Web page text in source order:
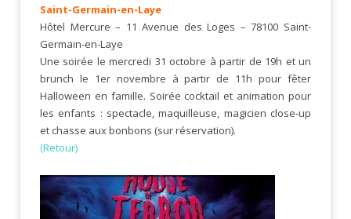
Saint-Germain-en-Laye
Hôtel Mercure – 11 Avenue des Loges – 78100 Saint-
Germain-en-Laye
Une soirée le mercredi 31 octobre à partir de 19h et un
brunch le 1er novembre à partir de 11h pour fêter
Halloween en famille. Soirée cocktail et animation pour
les enfants : spectacle, maquilleuse, magicien close-up
et chasse aux bonbons (sur réservation).
(Retour)